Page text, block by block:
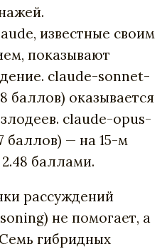
известные своим
показывают
claude-sonnet-
баллов) оказывается
claude-opus-
баллов) — на 15-м
баллами.
рассуждений
не помогает, а
гибридных